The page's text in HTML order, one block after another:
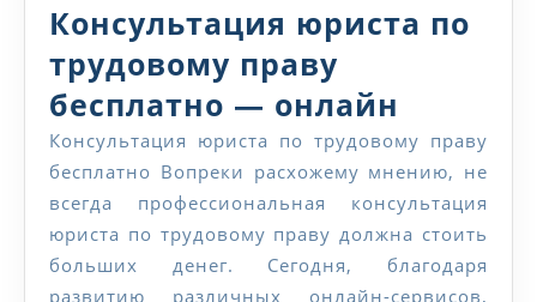
Консультация юриста по
трудовому праву
бесплатно — онлайн
юриста
по
праву
Консультация юриста по трудовому праву
бесплатно Вопреки расхожему мнению, не
всегда профессиональная консультация
юриста по трудовому праву должна стоить
больших денег. Сегодня, благодаря
развитию различных онлайн-сервисов,